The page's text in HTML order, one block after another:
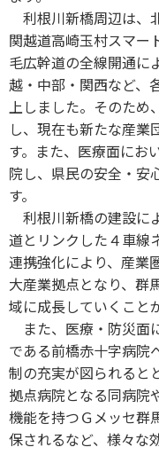
利根川新橋周辺は、
関越道高崎玉村スマー
毛広幹道の全線開通に
越・中部・関西など、
上しました。そのため
し、現在も新たな産業
す。また、医療面にお
院し、県民の安全・安
す。
利根川新橋の建設に
道とリンクした４車線
連携強化により、産業
大産業拠点となり、群
域に成長していくこと
また、医療・防災面
である前橋赤十字病院
制の充実が図られると
拠点病院となる同病院
機能を持つＧメッセ群
保されるなど、様々な